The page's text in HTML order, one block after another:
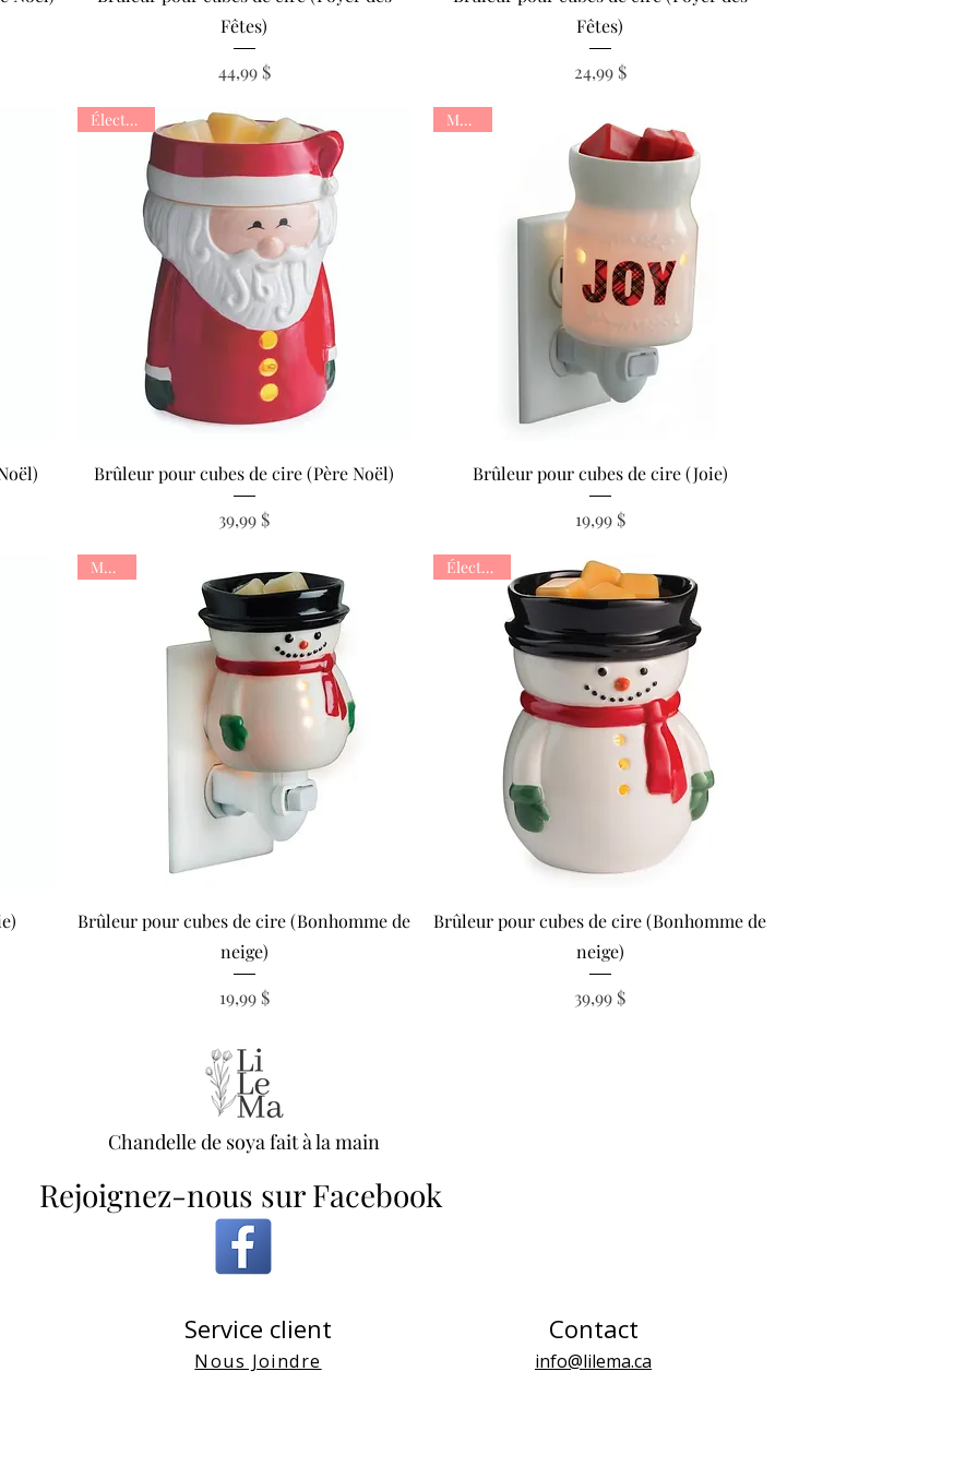
Fêtes)
Prix
44,99 $
Fêtes)
Prix
24,99 $
Aperçu rapide
Électrique
Brûleur pour cubes de cire (Père Noël)
Prix
39,99 $
Aperçu rapide
Murale
Brûleur pour cubes de cire (Joie)
Prix
19,99 $
Aperçu rapide
Murale
Brûleur pour cubes de cire (Bonhomme de
neige)
Prix
19,99 $
Aperçu rapide
Électrique
Brûleur pour cubes de cire (Bonhomme de
neige)
Prix
39,99 $
Chandelle de soya fait à la main
Rejoignez-nous sur Facebook
Service client
Nous Joindre
Contact
info@lilema.ca